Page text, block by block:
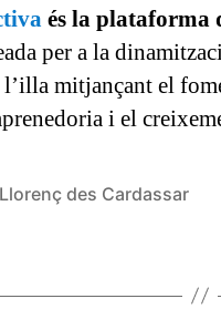
és la plataforma
per a la
mitjançant el
i el
des Cardassar